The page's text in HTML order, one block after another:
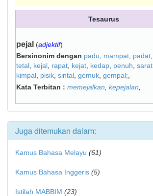
Tesaurus
pejal (adjektif)
Bersinonim dengan padu mampat padat
tetal kejal rapat kejat kedap penuh sarat
kimpal pisik sintal gemuk gempal;
Kata Terbitan : memejalkan kepejalan
Juga ditemukan dalam:
Kamus Bahasa Melayu (61)
Kamus Bahasa Inggeris (5)
Istilah MABBIM (23)